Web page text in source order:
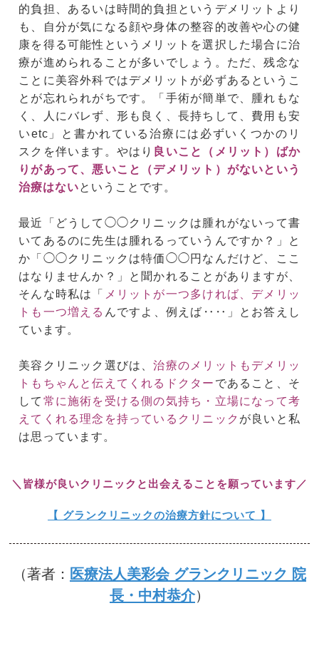
的負担、あるいは時間的負担というデメリットより
も、自分が気になる顔や身体の整容的改善や心の健
康を得る可能性というメリットを選択した場合に治
療が進められることが多いでしょう。ただ、残念な
ことに美容外科ではデメリットが必ずあるというこ
とが忘れられがちです。「手術が簡単で、腫れもな
く、人にバレず、形も良く、長持ちして、費用も安
いetc」と書かれている治療には必ずいくつかのリ
スクを伴います。やはり 良いこと（メリット）ばか
りがあって、悪いこと（デメリット）がないという
治療はないということです。
最近「どうして◯◯クリニックは腫れがないって書
いてあるのに先生は腫れるっていうんですか？」と
か「◯◯クリニックは特価◯◯円なんだけど、ここ
はなりませんか？」と聞かれることがありますが、
そんな時私は「
メリットが一つ多ければ、デメリッ
トも一つ増える んですよ、例えば‥‥」とお答えし
ています。
美容クリニック選びは、治療のメリットもデメリッ
トもちゃんと伝えてくれるドクター であること、そ
して 常に施術を受ける側の気持ち・立場になって考
えてくれる理念を持っているクリニック が良いと私
は思っています。
＼皆様が良いクリニックと出会えることを願っています／
【 グランクリニックの治療方針について 】
（著者： 医療法人美彩会 グランクリニック 院
長・中村恭介）